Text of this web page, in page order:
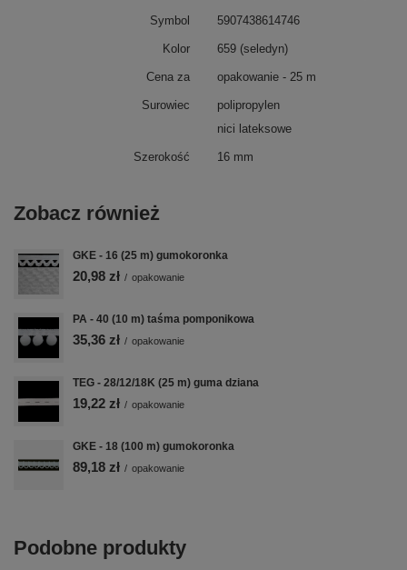
Symbol 5907438614746
Kolor 659 (seledyn)
Cena za opakowanie - 25 m
Surowiec
polipropylen
nici lateksowe
Szerokość 16 mm
Zobacz również
GKE - 16 (25 m) gumokoronka
20,98 zł / opakowanie
PA - 40 (10 m) taśma pomponikowa
35,36 zł / opakowanie
TEG - 28/12/18K (25 m) guma dziana
19,22 zł / opakowanie
GKE - 18 (100 m) gumokoronka
89,18 zł / opakowanie
Podobne produkty